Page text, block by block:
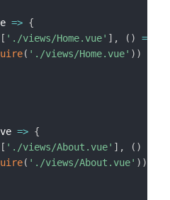
=> {
[ './views/Home.vue' ] , ( ) =>
( './views/Home.vue' ) )
=> {
[ './views/About.vue' ] , ( )
( './views/About.vue' ) )